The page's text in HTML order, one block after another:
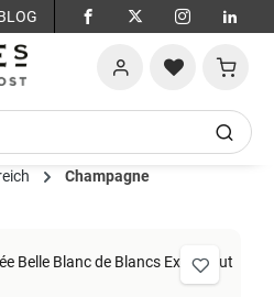
Champagne